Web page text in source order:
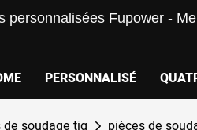
personnalisées Fupower -
PERSONNALISÉ
de soudage tig pièces de